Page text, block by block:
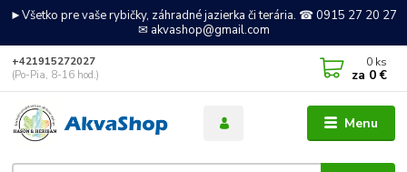
►Všetko pre vaše rybičky, záhradné jazierka či terária. ☎ 0915 27 20 27
✉ akvashop@gmail.com
Menu
+421915272027
(Po-Pia, 8-16 hod.)
0 ks
za 0 €